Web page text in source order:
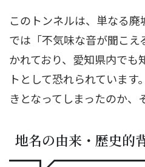
このトンネルは、単なる
では「不気味な音が聞こ
かれており、愛知県内でも
トとして恐れられていま
きとなってしまったのか、
地名の由来・歴史的